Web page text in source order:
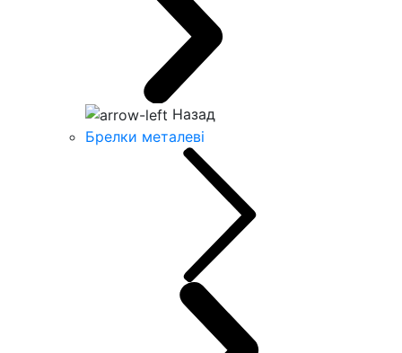
Назад
Брелки металеві